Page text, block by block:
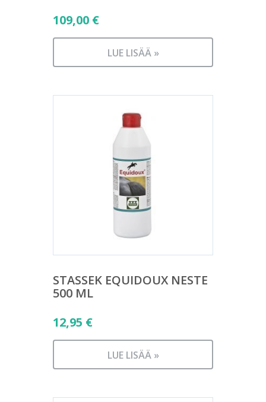
109,00 €
LUE LISÄÄ »
STASSEK EQUIDOUX NESTE
500 ML
12,95 €
LUE LISÄÄ »